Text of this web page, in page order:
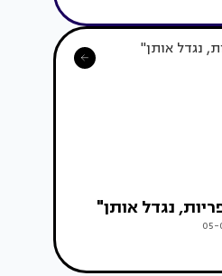
נגדל אותן"
05-